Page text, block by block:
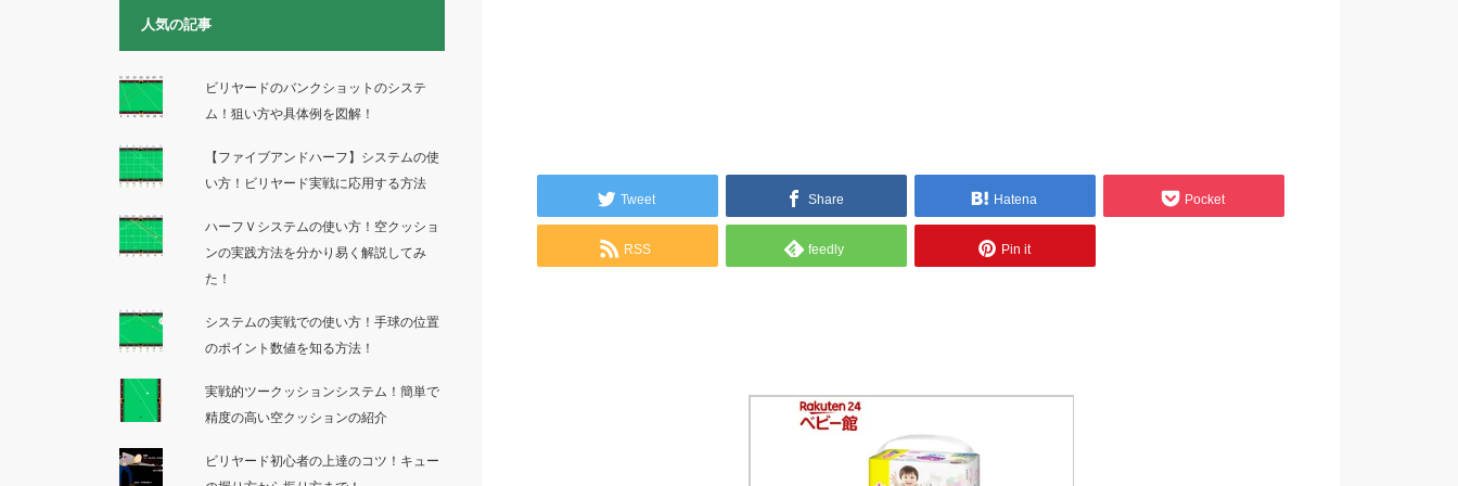
Tweet Share Hatena Pocket
RSS feedly Pin it
人気の記事
ビリヤードのバンクショットのシステ
ム！狙い方や具体例を図解！
【ファイブアンドハーフ】システムの使
い方！ビリヤード実戦に応用する方法
ハーフＶシステムの使い方！空クッショ
ンの実践方法を分かり易く解説してみ
た！
システムの実戦での使い方！手球の位置
のポイント数値を知る方法！
実戦的ツークッションシステム！簡単で
精度の高い空クッションの紹介
ビリヤード初心者の上達のコツ！キュー